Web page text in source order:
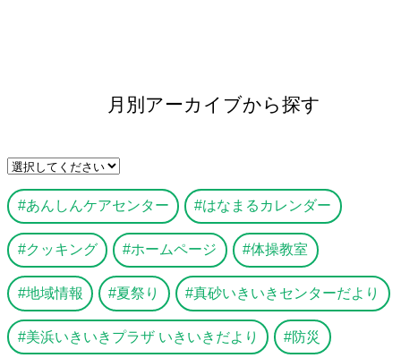
月別アーカイブから探す
あんしんケアセンター はなまるカレンダー
クッキング ホームページ 体操教室
地域情報 夏祭り 真砂いきいきセンターだより
美浜いきいきプラザ いきいきだより 防災